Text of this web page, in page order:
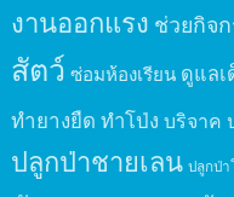
งานออกแรง ช่วยกิจ
สัตว์ ซ่อมห้องเรียน ดูแลเ
ทำยางยืด ทำโป่ง บริจาค
ปลูกป่าชายเลน ปลูกป่า